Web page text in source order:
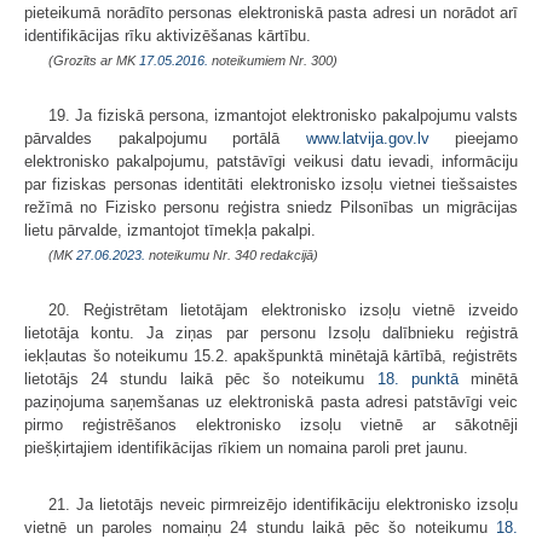
pieteikumā norādīto personas elektroniskā pasta adresi un norādot arī
identifikācijas rīku aktivizēšanas kārtību.
(Grozīts ar MK 17.05.2016. noteikumiem Nr. 300)
19. Ja fiziskā persona, izmantojot elektronisko pakalpojumu valsts
pārvaldes pakalpojumu portālā www.latvija.gov.lvpieejamo
elektronisko pakalpojumu, patstāvīgi veikusi datu ievadi, informāciju
par fiziskas personas identitāti elektronisko izsoļu vietnei tiešsaistes
režīmā no Fizisko personu reģistra sniedz Pilsonības un migrācijas
lietu pārvalde, izmantojot tīmekļa pakalpi.
(MK27.06.2023. noteikumu Nr. 340 redakcijā)
20. Reģistrētam lietotājam elektronisko izsoļu vietnē izveido
lietotāja kontu. Ja ziņas par personu Izsoļu dalībnieku reģistrā
iekļautas šo noteikumu 15.2. apakšpunktā minētajā kārtībā, reģistrēts
lietotājs 24 stundu laikā pēc šo noteikumu 18. punktāminētā
paziņojuma saņemšanas uz elektroniskā pasta adresi patstāvīgi veic
pirmo reģistrēšanos elektronisko izsoļu vietnē ar sākotnēji
piešķirtajiem identifikācijas rīkiem un nomaina paroli pret jaunu.
21. Ja lietotājs neveic pirmreizējo identifikāciju elektronisko izsoļu
vietnē un paroles nomaiņu 24 stundu laikā pēc šo noteikumu 18.